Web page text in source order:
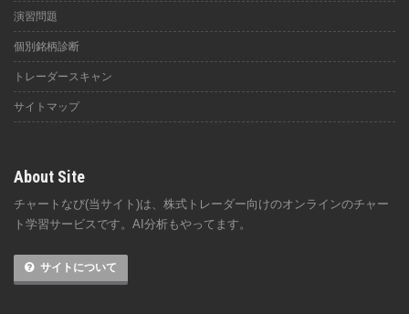
演習問題
個別銘柄診断
トレーダースキャン
サイトマップ
About Site
チャートなび(当サイト)は、株式トレーダー向けのオンラインのチャー
ト学習サービスです。AI分析もやってます。
サイトについて